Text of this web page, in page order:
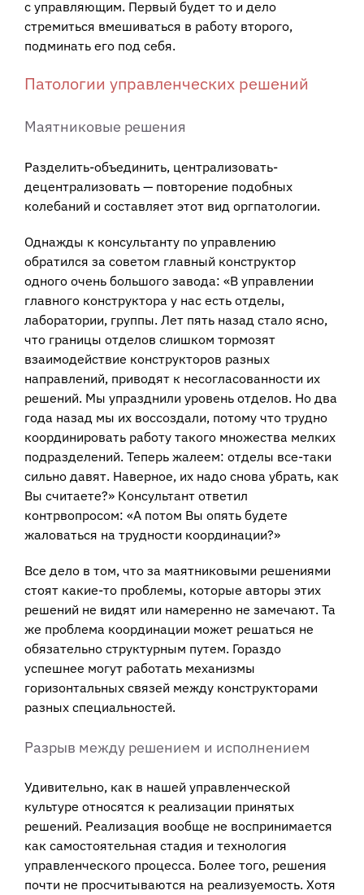
с управляющим. Первый будет то и дело
стремиться вмешиваться в работу второго,
подминать его под себя.
Патологии управленческих решений
Маятниковые решения
Разделить-объединить, централизовать-
децентрализовать — повторение подобных
колебаний и составляет этот вид оргпатологии.
Однажды к консультанту по управлению
обратился за советом главный конструктор
одного очень большого завода: «В управлении
главного конструктора у нас есть отделы,
лаборатории, группы. Лет пять назад стало ясно,
что границы отделов слишком тормозят
взаимодействие конструкторов разных
направлений, приводят к несогласованности их
решений. Мы упразднили уровень отделов. Но два
года назад мы их воссоздали, потому что трудно
координировать работу такого множества мелких
подразделений. Теперь жалеем: отделы все-таки
сильно давят. Наверное, их надо снова убрать, как
Вы считаете?» Консультант ответил
контрвопросом: «А потом Вы опять будете
жаловаться на трудности координации?»
Все дело в том, что за маятниковыми решениями
стоят какие-то проблемы, которые авторы этих
решений не видят или намеренно не замечают. Та
же проблема координации может решаться не
обязательно структурным путем. Гораздо
успешнее могут работать механизмы
горизонтальных связей между конструкторами
разных специальностей.
Разрыв между решением и исполнением
Удивительно, как в нашей управленческой
культуре относятся к реализации принятых
решений. Реализация вообще не воспринимается
как самостоятельная стадия и технология
управленческого процесса. Более того, решения
почти не просчитываются на реализуемость. Хотя